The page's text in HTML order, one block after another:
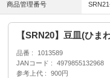
商品管理番号
【SRN20】豆皿(ひま
品番
1013589
JANコード
4979855132968
参考上代
900円